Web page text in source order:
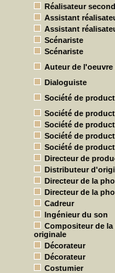
Réalisateur
Assistant
Assistant
Scénariste
Scénariste
Auteur de l'oeuvre
Dialoguiste
Société de
Société de
Société de
Société de
Société de
Directeur de
Distributeur
Directeur de la
Directeur de la
Cadreur
Ingénieur du son
Compositeur de la
originale
Décorateur
Décorateur
Costumier